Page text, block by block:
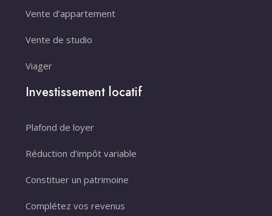
Vente d’appartement
Vente de studio
Viager
Investissement locatif
Plafond de loyer
Réduction d’impôt variable
Constituer un patrimoine
Complétez vos revenus